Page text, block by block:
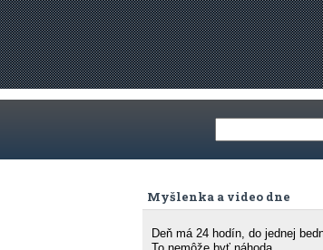
Myšlenka a video dne
Deň má 24 hodín, do jednej